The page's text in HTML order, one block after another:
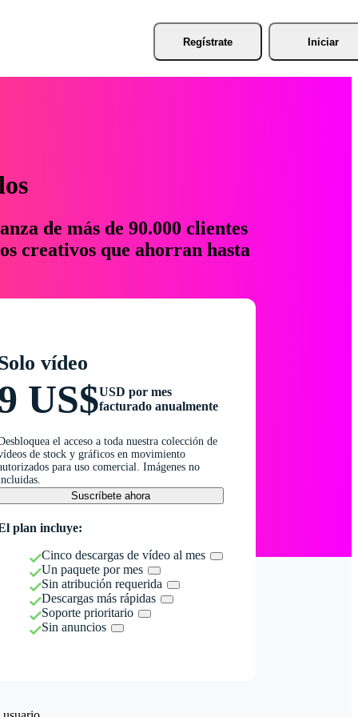
Regístrate Iniciar
de más de 90.000 clientes
creativos que ahorran hasta
vídeo
US$USD por mes
facturado anualmente
el acceso a toda nuestra colección de
de stock y gráficos en movimiento
para uso comercial. Imágenes no
Suscríbete ahora
plan incluye:
Cinco descargas de vídeo al mes
Un paquete por mes
Sin atribución requerida
Descargas más rápidas
Soporte prioritario
Sin anuncios